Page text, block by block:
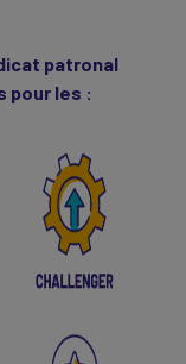
patronal
pour les :